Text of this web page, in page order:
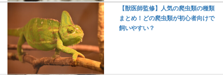
【獣医師監修】人気の爬虫類の種類
まとめ！どの爬虫類が初心者向けで
飼いやすい？